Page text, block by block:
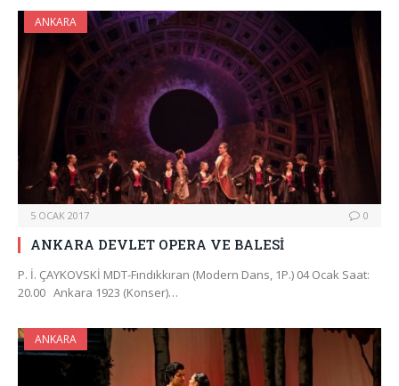
ANKARA
5 OCAK 2017 0
ANKARA DEVLET OPERA VE BALESİ
P. İ. ÇAYKOVSKİ MDT-Fındıkkıran (Modern Dans, 1P.) 04 Ocak Saat:
20.00 Ankara 1923 (Konser)…
ANKARA